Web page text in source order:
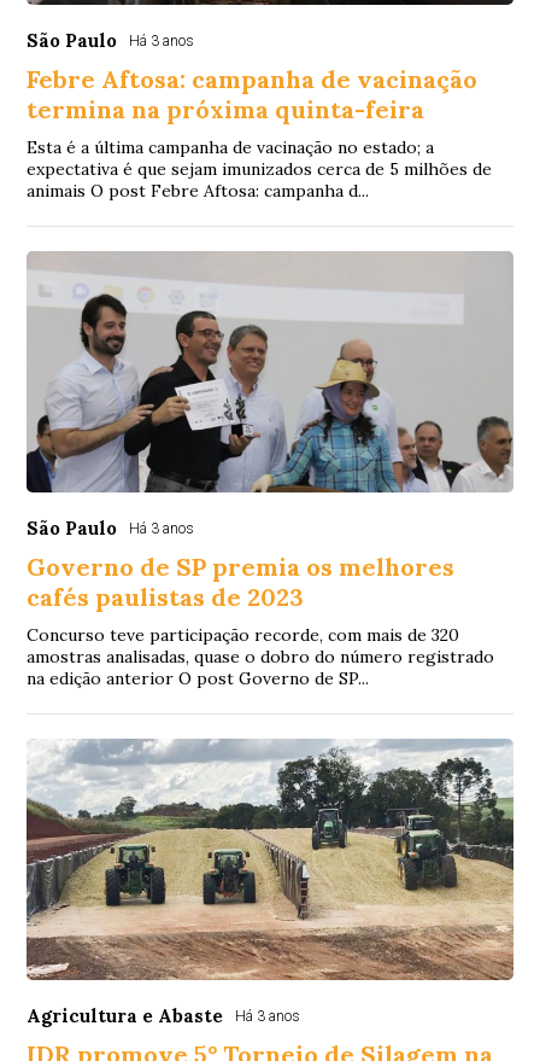
São Paulo Há 3 anos
Febre Aftosa: campanha de vacinação
termina na próxima quinta-feira
Esta é a última campanha de vacinação no estado; a
expectativa é que sejam imunizados cerca de 5 milhões de
animais O post Febre Aftosa: campanha d...
São Paulo Há 3 anos
Governo de SP premia os melhores
cafés paulistas de 2023
Concurso teve participação recorde, com mais de 320
amostras analisadas, quase o dobro do número registrado
na edição anterior O post Governo de SP...
Agricultura e Abaste Há 3 anos
IDR promove 5° Torneio de Silagem na